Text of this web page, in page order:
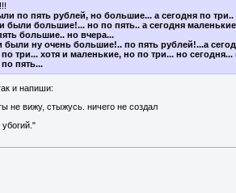
по пять рублей, но большие... а сегодня по три..
были большие!... но по пять.. а сегодня маленькие
большие.. но вчера...
были ну очень большие!.. по пять рублей!...а
три... хотя и маленькие, но по три... но
пять...
и напиши:
не вижу, стыжусь. ничего не создал